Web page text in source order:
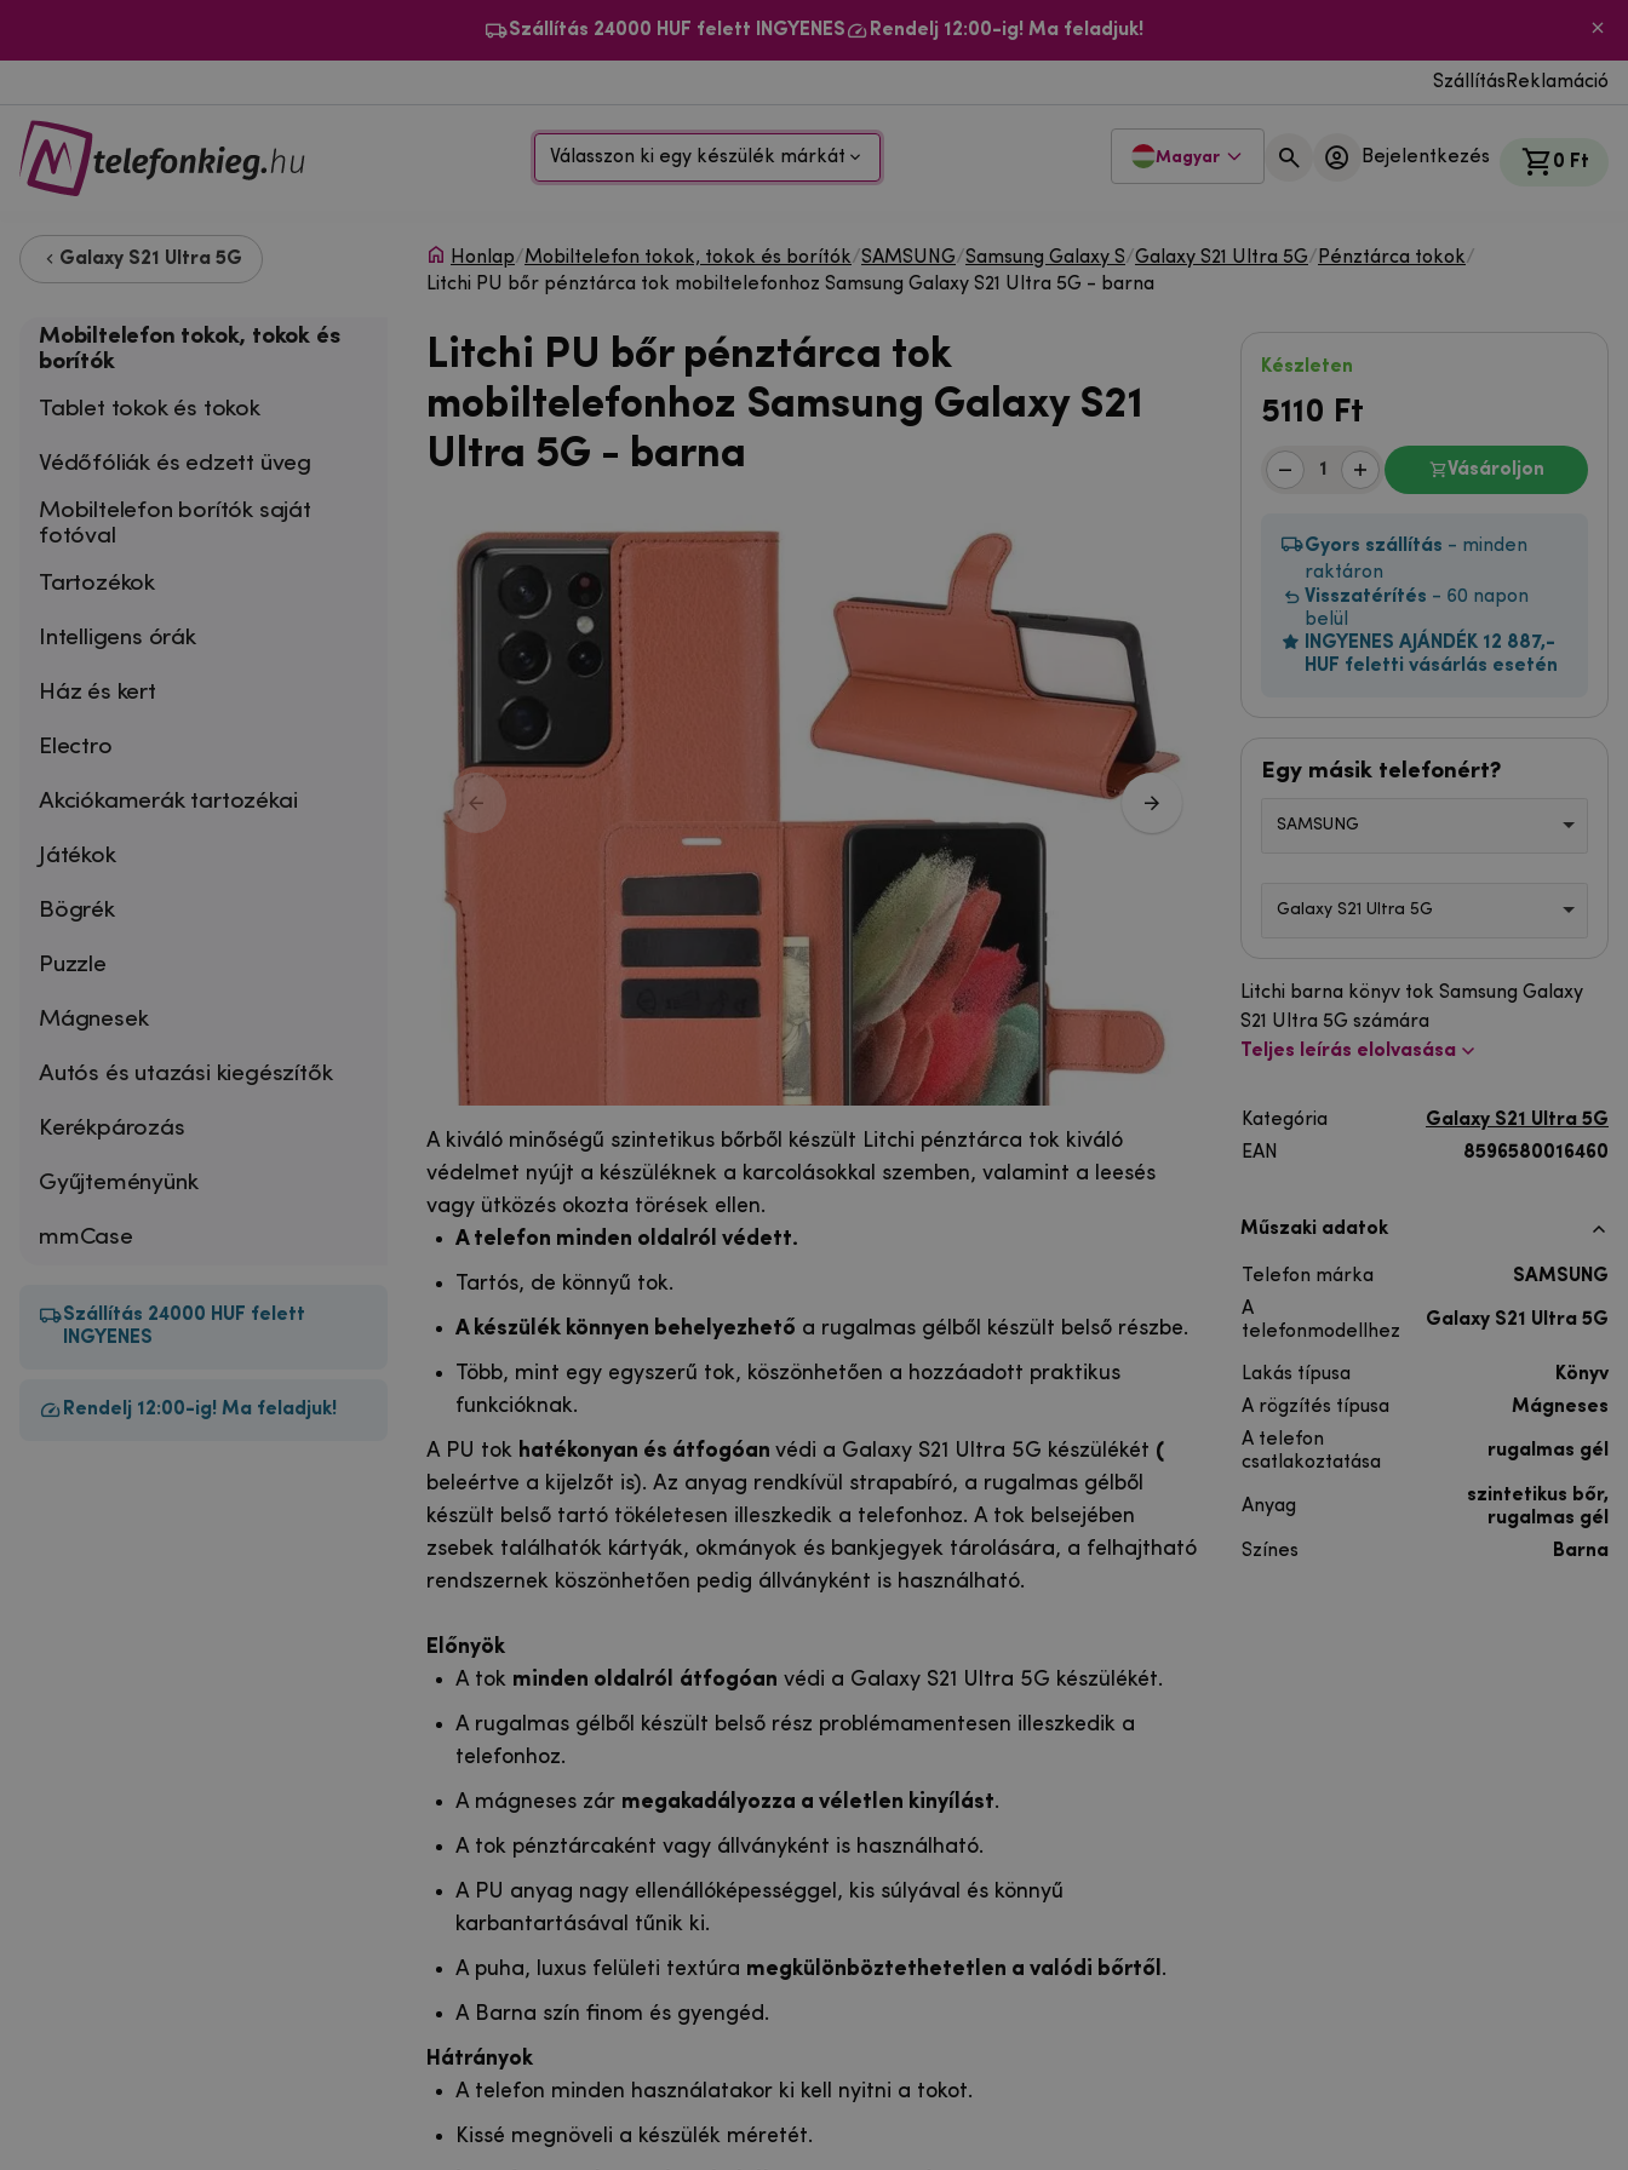
Szállítás 24000 HUF felett INGYENES Rendelj 12:00-ig! Ma feladjuk!
Szállítás Reklamáció
Válasszon ki egy készülék márkát Magyar Bejelentkezés 0 Ft
Galaxy S21 Ultra 5G
Mobiltelefon tokok, tokok és
borítók
Tablet tokok és tokok
Védőfóliák és edzett üveg
Mobiltelefon borítók saját
fotóval
Tartozékok
Intelligens órák
Ház és kert
Electro
Akciókamerák tartozékai
Játékok
Bögrék
Puzzle
Mágnesek
Autós és utazási kiegészítők
Kerékpározás
Gyűjteményünk
mmCase
Szállítás 24000 HUF felett
INGYENES
Rendelj 12:00-ig! Ma feladjuk!
Honlap/Mobiltelefon tokok, tokok és borítók/SAMSUNG/Samsung Galaxy S/Galaxy S21 Ultra 5G/ Pénztárca tokok/
Litchi PU bőr pénztárca tok mobiltelefonhoz Samsung Galaxy S21 Ultra 5G - barna
Litchi PU bőr pénztárca tok
mobiltelefonhoz Samsung Galaxy S21
Ultra 5G - barna
A kiváló minőségű szintetikus bőrből készült Litchi pénztárca tok kiváló
védelmet nyújt a készüléknek a karcolásokkal szemben, valamint a leesés
vagy ütközés okozta törések ellen.
A telefon minden oldalról védett.
Tartós, de könnyű tok.
A készülék könnyen behelyezhető a rugalmas gélből készült belső részbe.
Több, mint egy egyszerű tok, köszönhetően a hozzáadott praktikus
funkcióknak.
A PU tok hatékonyan és átfogóan védi a Galaxy S21 Ultra 5G készülékét (
beleértve a kijelzőt is). Az anyag rendkívül strapabíró, a rugalmas gélből
készült belső tartó tökéletesen illeszkedik a telefonhoz. A tok belsejében
zsebek találhatók kártyák, okmányok és bankjegyek tárolására, a felhajtható
rendszernek köszönhetően pedig állványként is használható.
Előnyök
A tok minden oldalról átfogóan védi a Galaxy S21 Ultra 5G készülékét.
A rugalmas gélből készült belső rész problémamentesen illeszkedik a
telefonhoz.
A mágneses zár megakadályozza a véletlen kinyílást.
A tok pénztárcaként vagy állványként is használható.
A PU anyag nagy ellenállóképességgel, kis súlyával és könnyű
karbantartásával tűnik ki.
A puha, luxus felületi textúra megkülönböztethetetlen a valódi bőrtől.
A Barna szín finom és gyengéd.
Hátrányok
A telefon minden használatakor ki kell nyitni a tokot.
Kissé megnöveli a készülék méretét.
Készleten
5110 Ft
Vásároljon
Gyors szállítás - minden
raktáron
Visszatérítés - 60 napon
belül
INGYENES AJÁNDÉK 12 887,-
HUF feletti vásárlás esetén
Egy másik telefonért?
SAMSUNG
Galaxy S21 Ultra 5G
Litchi barna könyv tok Samsung Galaxy
S21 Ultra 5G számára
Teljes leírás elolvasása
Kategória
Galaxy S21 Ultra 5G
EAN
8596580016460
Műszaki adatok
Telefon márka
SAMSUNG
A
telefonmodellhez
Galaxy S21 Ultra 5G
Lakás típusa
Könyv
A rögzítés típusa
Mágneses
A telefon
csatlakoztatása
rugalmas gél
Anyag
szintetikus bőr,
rugalmas gél
Színes
Barna